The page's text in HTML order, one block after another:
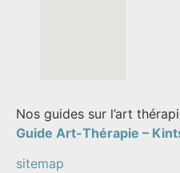
Nos guides sur l’art
Guide Art-Thérapie –
sitemap